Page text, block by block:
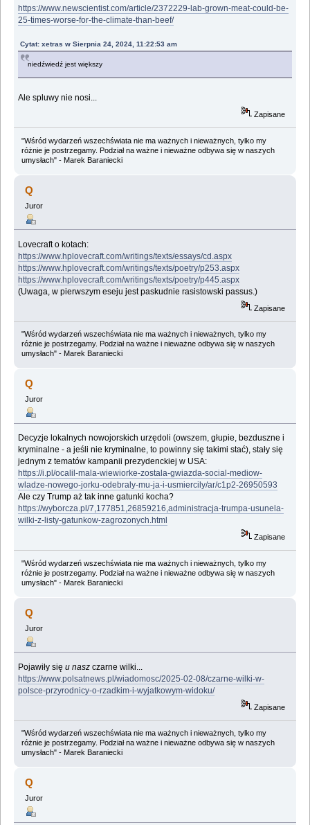
https://www.newscientist.com/article/2372229-lab-grown-meat-could-be-
25-times-worse-for-the-climate-than-beef/
Cytat: xetras w Sierpnia 24, 2024, 11:22:53 am
niedźwiedź jest większy
Ale spluwy nie nosi...
Zapisane
"Wśród wydarzeń wszechświata nie ma ważnych i nieważnych, tylko my
różnie je postrzegamy. Podział na ważne i nieważne odbywa się w naszych
umysłach" - Marek Baraniecki
Q
Juror
Lovecraft o kotach:
https://www.hplovecraft.com/writings/texts/essays/cd.aspx
https://www.hplovecraft.com/writings/texts/poetry/p253.aspx
https://www.hplovecraft.com/writings/texts/poetry/p445.aspx
(Uwaga, w pierwszym eseju jest paskudnie rasistowski passus.)
Zapisane
"Wśród wydarzeń wszechświata nie ma ważnych i nieważnych, tylko my
różnie je postrzegamy. Podział na ważne i nieważne odbywa się w naszych
umysłach" - Marek Baraniecki
Q
Juror
Decyzje lokalnych nowojorskich urzędoli (owszem, głupie, bezduszne i
kryminalne - a jeśli nie kryminalne, to powinny się takimi stać), stały się
jednym z tematów kampanii prezydenckiej w USA:
https://i.pl/ocalil-mala-wiewiorke-zostala-gwiazda-social-mediow-
wladze-nowego-jorku-odebraly-mu-ja-i-usmiercily/ar/c1p2-26950593
Ale czy Trump aż tak inne gatunki kocha?
https://wyborcza.pl/7,177851,26859216,administracja-trumpa-usunela-
wilki-z-listy-gatunkow-zagrozonych.html
Zapisane
"Wśród wydarzeń wszechświata nie ma ważnych i nieważnych, tylko my
różnie je postrzegamy. Podział na ważne i nieważne odbywa się w naszych
umysłach" - Marek Baraniecki
Q
Juror
Pojawiły sięu nasz czarne wilki...
https://www.polsatnews.pl/wiadomosc/2025-02-08/czarne-wilki-w-
polsce-przyrodnicy-o-rzadkim-i-wyjatkowym-widoku/
Zapisane
"Wśród wydarzeń wszechświata nie ma ważnych i nieważnych, tylko my
różnie je postrzegamy. Podział na ważne i nieważne odbywa się w naszych
umysłach" - Marek Baraniecki
Q
Juror